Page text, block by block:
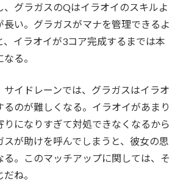
、グラガスのQはイラオイのスキルよ
長い。グラガスがマナを管理できるよ
、イラオイが3コア完成するまでは本
る。
サイドレーンでは、グラガスはイラオ
るのが難しくなる。イラオイがあまり
りになりすぎて対処できなくなるから
スが助けを呼んでしまうと、彼女の思
る。このマッチアップに関しては、そ
ね。